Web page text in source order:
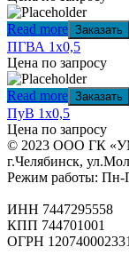
Read more Заказать
ПГВА 1х0,5
Цена по запросу
Read more Заказать
ПуВ 1х0,5
Цена по запросу
© 2023 ООО ГК
г.Челябинск,
Режим работы: Пн-
ИНН 7447295558
КПП 744701001
ОГРН